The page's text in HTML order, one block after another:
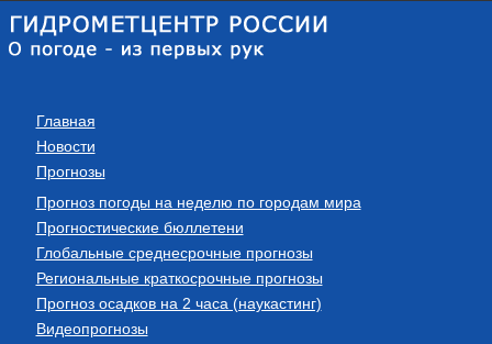
Главная
Новости
Прогнозы
Прогноз погоды на неделю по городам мира
Прогностические бюллетени
Глобальные среднесрочные прогнозы
Региональные краткосрочные прогнозы
Прогноз осадков на 2 часа (наукастинг)
Видеопрогнозы